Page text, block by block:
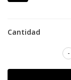
Cantidad
-